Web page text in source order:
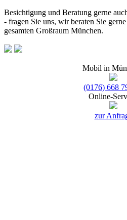
Besichtigung und Beratung gerne
- fragen Sie uns, wir beraten Sie
gesamten Großraum München.
Mobil in
(0176) 668
Online-
zur